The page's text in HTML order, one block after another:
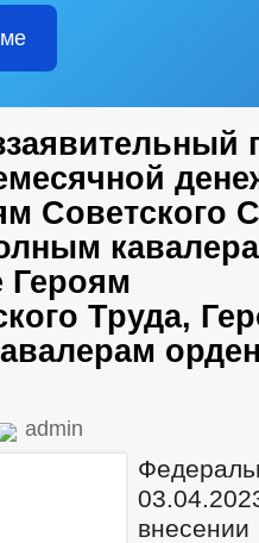
Советского
Героям
Труда,
admin